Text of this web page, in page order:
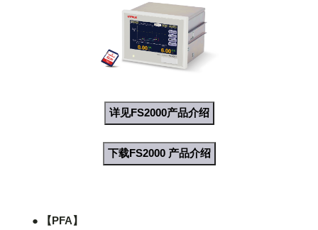
详见FS2000产品介绍
下载FS2000 产品介绍
● 【PFA】